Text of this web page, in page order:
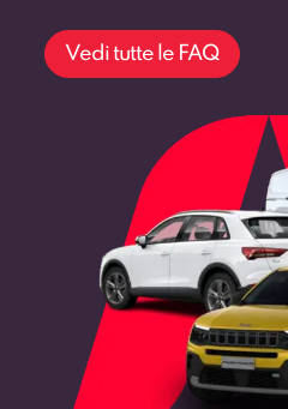
Vedi tutte le FAQ